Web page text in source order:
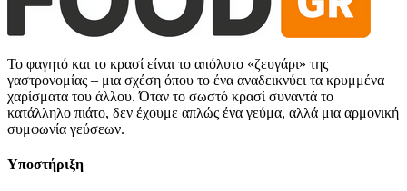
Το φαγητό και το κρασί είναι το απόλυτο «ζευγάρι» της
γαστρονομίας – μια σχέση όπου το ένα αναδεικνύει τα κρυμμένα
χαρίσματα του άλλου. Όταν το σωστό κρασί συναντά το
κατάλληλο πιάτο, δεν έχουμε απλώς ένα γεύμα, αλλά μια αρμονική
συμφωνία γεύσεων.
Υποστήριξη